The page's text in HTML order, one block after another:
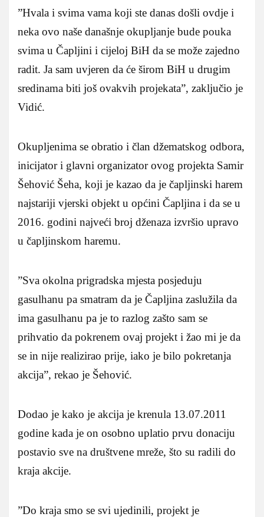
”Hvala i svima vama koji ste danas došli ovdje i
neka ovo naše današnje okupljanje bude pouka
svima u Čapljini i cijeloj BiH da se može zajedno
radit. Ja sam uvjeren da će širom BiH u drugim
sredinama biti još ovakvih projekata”, zaključio je
Vidić.
Okupljenima se obratio i član džematskog odbora,
inicijator i glavni organizator ovog projekta Samir
Šehović Šeha, koji je kazao da je čapljinski harem
najstariji vjerski objekt u općini Čapljina i da se u
2016. godini najveći broj dženaza izvršio upravo
u čapljinskom haremu.
”Sva okolna prigradska mjesta posjeduju
gasulhanu pa smatram da je Čapljina zaslužila da
ima gasulhanu pa je to razlog zašto sam se
prihvatio da pokrenem ovaj projekt i žao mi je da
se in nije realizirao prije, iako je bilo pokretanja
akcija”, rekao je Šehović.
Dodao je kako je akcija je krenula 13.07.2011
godine kada je on osobno uplatio prvu donaciju
postavio sve na društvene mreže, što su radili do
kraja akcije.
”Do kraja smo se svi ujedinili, projekt je